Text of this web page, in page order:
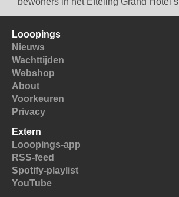
Looopings
Nieuws
Wachttijden
Webshop
About
Voorkeuren
Privacy
Extern
Looopings-app
RSS-feed
Spotify-playlist
YouTube